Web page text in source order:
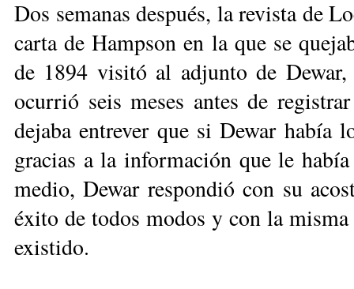
Dos semanas después, la revista
carta de Hampson en la que se
de 1894 visitó al adjunto de
ocurrió seis meses antes de
dejaba entrever que si Dewar había
gracias a la información que le
medio, Dewar respondió con su
éxito de todos modos y con la
existido.